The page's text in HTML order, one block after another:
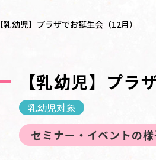
【乳幼児】プラザでお誕生会（12月）
【乳幼児】プラ
乳幼児対象
セミナー・イベントの